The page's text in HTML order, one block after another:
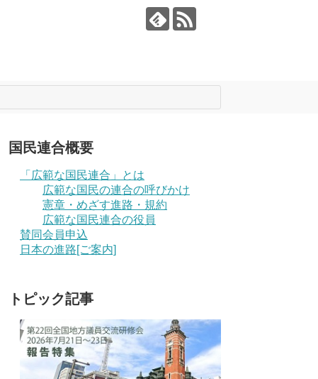
国民連合概要
「広範な国民連合」とは
広範な国民の連合の呼びかけ
憲章・めざす進路・規約
広範な国民連合の役員
賛同会員申込
日本の進路[ご案内]
トピック記事